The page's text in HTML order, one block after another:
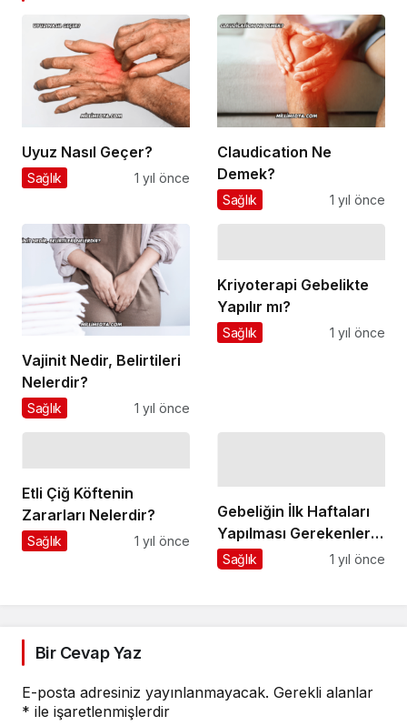
Uyuz Nasıl Geçer?
Sağlık 1 yıl önce
Claudication Ne
Demek?
Sağlık 1 yıl önce
Vajinit Nedir, Belirtileri
Nelerdir?
Sağlık 1 yıl önce
Kriyoterapi Gebelikte
Yapılır mı?
Sağlık 1 yıl önce
Etli Çiğ Köftenin
Zararları Nelerdir?
Sağlık 1 yıl önce
Gebeliğin İlk Haftaları
Yapılması Gerekenler
Nelerdir?
Sağlık 1 yıl önce
Bir Cevap Yaz
E-posta adresiniz yayınlanmayacak. Gerekli alanlar
* ile işaretlenmişlerdir